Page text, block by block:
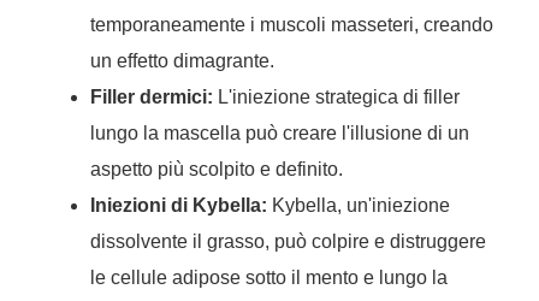
temporaneamente i muscoli masseteri, creando
un effetto dimagrante.
Filler dermici: L'iniezione strategica di filler
lungo la mascella può creare l'illusione di un
aspetto più scolpito e definito.
Iniezioni di Kybella: Kybella, un'iniezione
dissolvente il grasso, può colpire e distruggere
le cellule adipose sotto il mento e lungo la